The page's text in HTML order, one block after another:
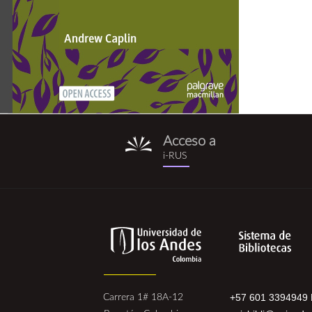
i-
rus.png
Acceso a
i-RUS
Carrera 1# 18A-12
+57 601 3394949